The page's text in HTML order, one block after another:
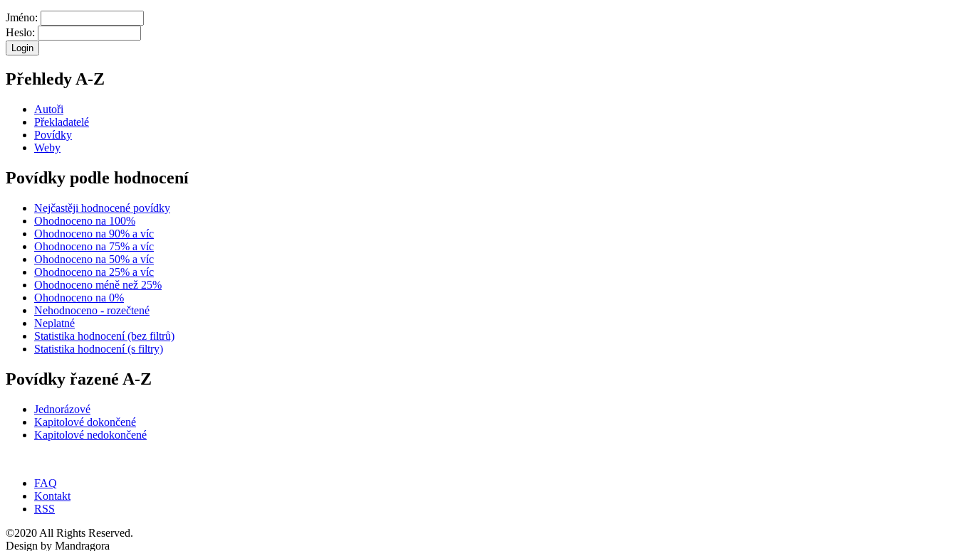
Jméno:
Heslo:
Přehledy A-Z
Autoři
Překladatelé
Povídky
Weby
Povídky podle hodnocení
Nejčastěji hodnocené povídky
Ohodnoceno na 100%
Ohodnoceno na 90% a víc
Ohodnoceno na 75% a víc
Ohodnoceno na 50% a víc
Ohodnoceno na 25% a víc
Ohodnoceno méně než 25%
Ohodnoceno na 0%
Nehodnoceno - rozečtené
Neplatné
Statistika hodnocení (bez filtrů)
Statistika hodnocení (s filtry)
Povídky řazené A-Z
Jednorázové
Kapitolové dokončené
Kapitolové nedokončené
FAQ
Kontakt
RSS
©2020 All Rights Reserved.
Design by Mandragora